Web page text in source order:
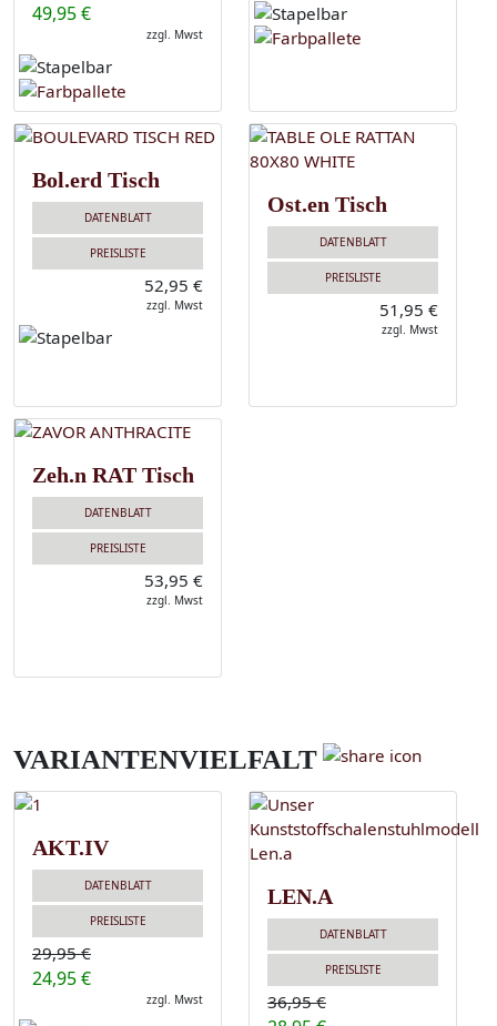
49,95 €
zzgl. Mwst
Bol.erd Tisch
DATENBLATT
PREISLISTE
52,95 €
zzgl. Mwst
Ost.en Tisch
DATENBLATT
PREISLISTE
51,95 €
zzgl. Mwst
Zeh.n RAT Tisch
DATENBLATT
PREISLISTE
53,95 €
zzgl. Mwst
VARIANTENVIELFALT
AKT.IV
DATENBLATT
PREISLISTE
29,95 €
24,95 €
zzgl. Mwst
LEN.A
DATENBLATT
PREISLISTE
36,95 €